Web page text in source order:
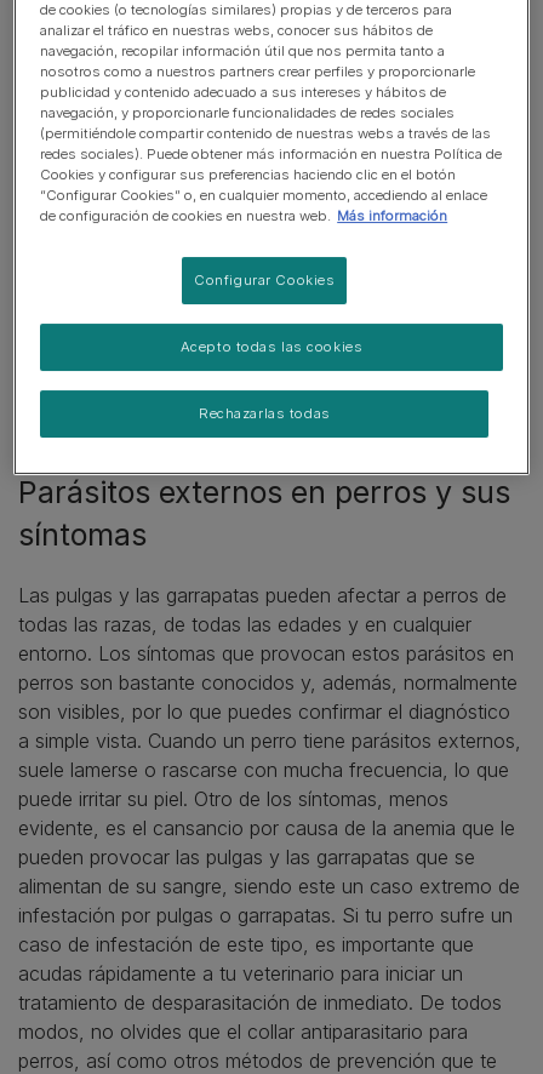
Además, los principales síntomas de este tipo de
parásitos, tales como picores o dermatitis alérgicas, son
bastante evidentes. Pero ¿qué ocurre con los parásitos
internos en perros? Estos parásitos no son visibles, por
eso es muy importante que conozcas los síntomas que
provocan para poder detectarlos y desparasitar a tu
perro a tiempo, evitando problemas mayores. No olvides
que desparasitar a tu compañero es algo que debes
hacer regularmente.
Conocer los signos de infestación, tanto externa como
actuar a tiempo para proteger su salud.
Tipos de parásitos en perros
Parásitos externos en perros y sus
síntomas
Las pulgas y las garrapatas pueden afectar a perros de
todas las razas, de todas las edades y en cualquier
entorno. Los síntomas que provocan estos parásitos en
perros son bastante conocidos y, además, normalmente
son visibles, por lo que puedes confirmar el diagnóstico
a simple vista. Cuando un perro tiene parásitos externos,
suele lamerse o rascarse con mucha frecuencia, lo que
puede irritar su piel. Otro de los síntomas, menos
evidente, es el cansancio por causa de la anemia que le
pueden provocar las pulgas y las garrapatas que se
alimentan de su sangre, siendo este un caso extremo de
infestación por pulgas o garrapatas. Si tu perro sufre un
caso de infestación de este tipo, es importante que
acudas rápidamente a tu veterinario para iniciar un
tratamiento de desparasitación de inmediato. De todos
modos, no olvides que el collar antiparasitario para
perros, así como otros métodos de prevención que te
de cookies (o tecnologías similares) propias y de terceros para
analizar el tráfico en nuestras webs, conocer sus hábitos de
navegación, recopilar información útil que nos permita tanto a
nosotros como a nuestros partners crear perfiles y proporcionarle
publicidad y contenido adecuado a sus intereses y hábitos de
navegación, y proporcionarle funcionalidades de redes sociales
(permitiéndole compartir contenido de nuestras webs a través de las
redes sociales). Puede obtener más información en nuestra Política de
Cookies y configurar sus preferencias haciendo clic en el botón
“Configurar Cookies” o, en cualquier momento, accediendo al enlace
de configuración de cookies en nuestra web. Más información
Configurar Cookies
Rechazarlas todas
Acepto todas las cookies